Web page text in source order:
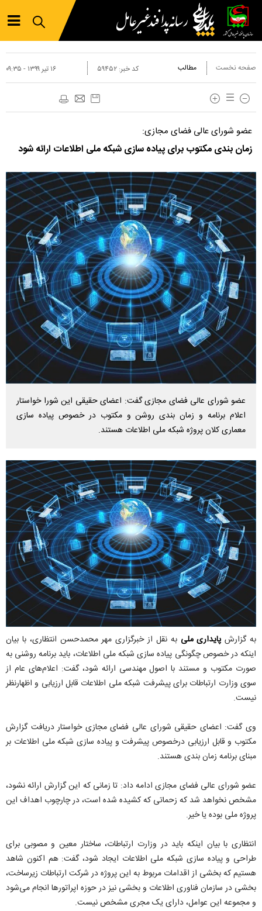
صفحه نخست مطالب ۱۶ تير ۱۳۹۹ - ۰۹:۳۵ کد خبر: ۵۹۴۵۲
عضو شورای عالی فضای مجازی:
زمان بندی مکتوب برای پیاده سازی شبکه ملی اطلاعات ارائه شود
عضو شورای عالی فضای مجازی گفت: اعضای حقیقی این شورا خواستار
اعلام برنامه و زمان بندی روشن و مکتوب در خصوص پیاده سازی
معماری کلان پروژه شبکه ملی اطلاعات هستند.
به گزارش پایداری ملیبه نقل از خبرگزاری مهر محمدحسن انتظاری، با بیان
اینکه در خصوص چگونگی پیاده سازی شبکه ملی اطلاعات، باید برنامه روشنی به
صورت مکتوب و مستند با اصول مهندسی ارائه شود، گفت: اعلام‌های عام از
سوی وزارت ارتباطات برای پیشرفت شبکه ملی اطلاعات قابل ارزیابی و اظهارنظر
نیست.
وی گفت: اعضای حقیقی شورای عالی فضای مجازی خواستار دریافت گزارش
مکتوب و قابل ارزیابی درخصوص پیشرفت و پیاده سازی شبکه ملی اطلاعات بر
مبنای برنامه زمان بندی هستند.
عضو شورای عالی فضای مجازی ادامه داد: تا زمانی که این گزارش ارائه نشود،
مشخص نخواهد شد که زحماتی که کشیده شده است، در چارچوب اهداف این
پروژه ملی بوده یا خیر.
انتظاری با بیان اینکه باید در وزارت ارتباطات، ساختار معین و مصوبی برای
طراحی و پیاده سازی شبکه ملی اطلاعات ایجاد شود، گفت: هم اکنون شاهد
هستیم که بخشی از اقدامات مربوط به این پروژه در شرکت ارتباطات زیرساخت،
بخشی در سازمان فناوری اطلاعات و بخشی نیز در حوزه اپراتورها انجام می‌شود
و مجموعه این عوامل، دارای یک مجری مشخص نیست.